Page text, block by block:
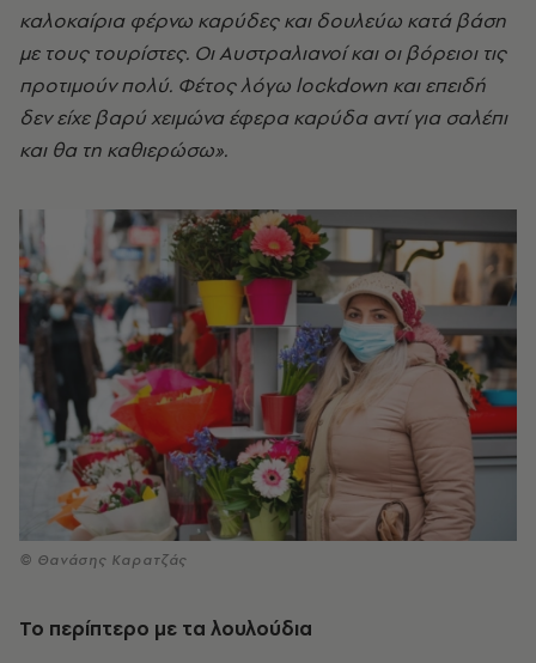
καλοκαίρια φέρνω καρύδες και δουλεύω κατά βάση
με τους τουρίστες. Οι Αυστραλιανοί και οι βόρειοι τις
προτιμούν πολύ. Φέτος λόγω lockdown και επειδή
δεν είχε βαρύ χειμώνα έφερα καρύδα αντί για σαλέπι
και θα τη καθιερώσω».
© Θανάσης Καρατζάς
Το περίπτερο με τα λουλούδια